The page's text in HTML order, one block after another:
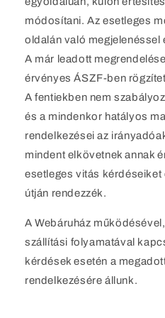
módosítani. Az esetleges
oldalán való megjelenéssel
A már leadott
érvényes ÁSZF-ben
A fentiekben nem
és a mindenkor hatályos
rendelkezései az
mindent elkövetnek annak
esetleges vitás
útján rendezzék.
A Webáruház
szállítási folyamatával
kérdések esetén a
rendelkezésére állunk.